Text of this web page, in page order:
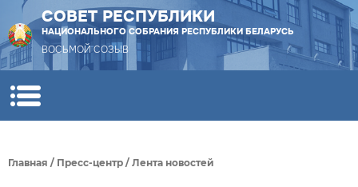
СОВЕТ РЕСПУБЛИКИ
НАЦИОНАЛЬНОГО СОБРАНИЯ РЕСПУБЛИКИ БЕЛАРУСЬ
ВОСЬМОЙ СОЗЫВ
Главная / Пресс-центр / Лента новостей